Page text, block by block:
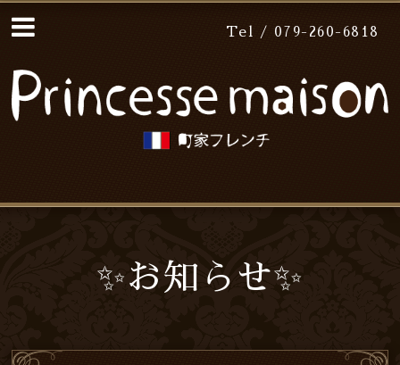
Tel / 079-260-6818
✨お知らせ✨